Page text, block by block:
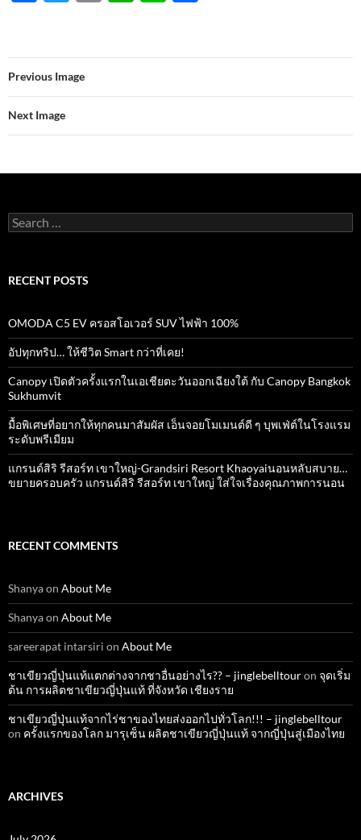
b
o
o
k
er
s
A
p
e
Previous Image
Next Image
Search
for:
RECENT POSTS
OMODA C5 EV ครอสโอเวอร์ SUV ไฟฟ้า 100%
อัปทุกทริป… ให้ชีวิต Smart กว่าที่เคย!
Canopy เปิดตัวครั้งแรกในเอเชียตะวันออกเฉียงใต้ กับ Canopy Bangkok
Sukhumvit
มื้อพิเศษที่อยากให้ทุกคนมาสัมผัส เอ็นจอยโมเมนต์ดี ๆ บุพเฟ่ต์ในโรงแรม
ระดับพรีเมียม
แกรนด์สิริ​ รีสอร์ท​ เขาใหญ่​-Grandsiri​ Resort​ Khaoyaiนอนหลับสบาย…
ขยายครอบครัว แกรนด์สิริ รีสอร์ท เขาใหญ่ ใส่ใจเรื่องคุณภาพการนอน
RECENT COMMENTS
Shanyaon About Me
Shanyaon About Me
sareerapat intarsiri on About Me
ชาเขียวญี่ปุ่นแท้แตกต่างจากชาอื่นอย่างไร?? – jinglebelltouron จุดเริ่ม
ต้น การผลิตชาเขียวญี่ปุ่นแท้ ที่จังหวัด เชียงราย
ชาเขียวญี่ปุ่นแท้จากไร่ชาของไทยส่งออกไปทั่วโลก!!! – jinglebelltour
on ครั้งแรกของโลก มารุเซ็น ผลิตชาเขียวญี่ปุ่นแท้ จากญี่ปุ่นสู่เมืองไทย
ARCHIVES